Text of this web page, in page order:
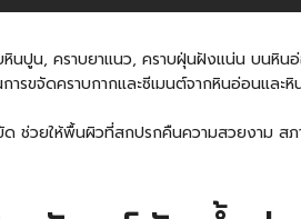
หินปูน, คราบยาแนว, คราบฝุ่นฝังแน่น บนหิ
ารขจัดคราบกากและซีเมนต์จากหินอ่อนและ
ช่วยให้พื้นผิวที่สกปรกคืนความสวยงาม สภ